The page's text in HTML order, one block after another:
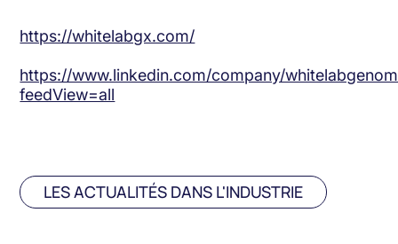
https://whitelabgx.com/
https://www.linkedin.com/company/
feedView=all
LES ACTUALITÉS DANS L'INDUSTRIE